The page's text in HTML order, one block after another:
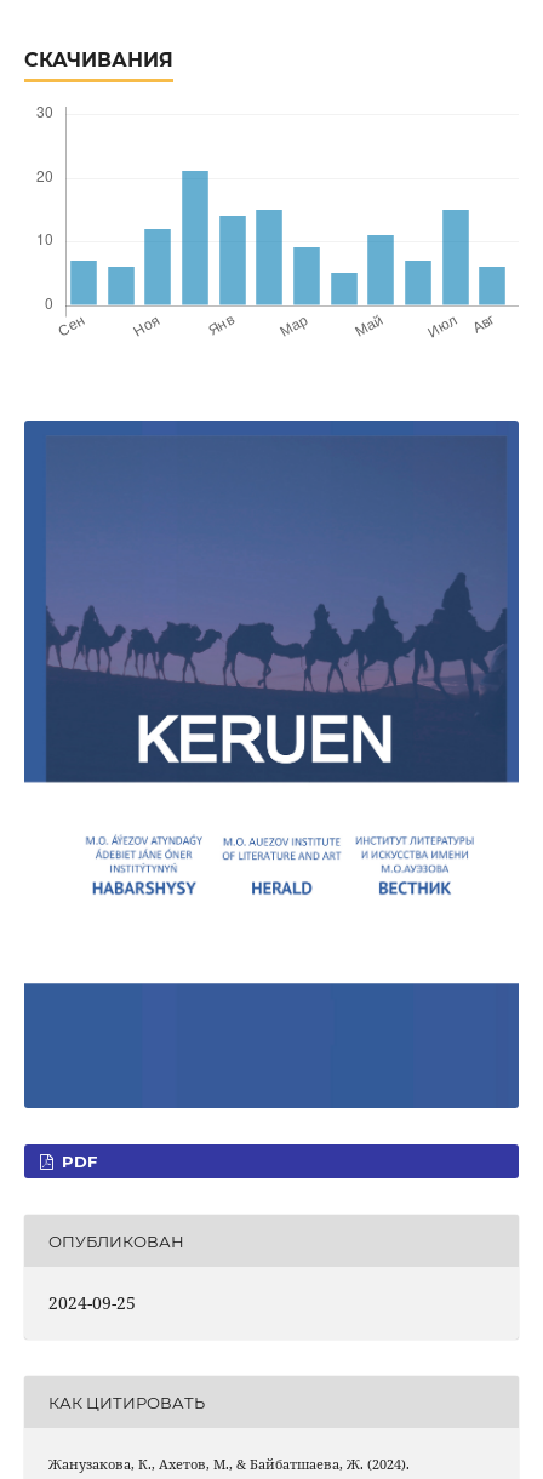
СКАЧИВАНИЯ
PDF
ОПУБЛИКОВАН
2024-09-25
КАК ЦИТИРОВАТЬ
Жанузакова, К., Ахетов, М., & Байбатшаева, Ж. (2024).